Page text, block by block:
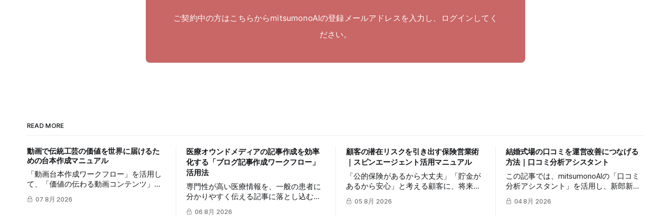
ご契約中の方はこちらからmitsumonoAIの登録メールアドレスを入力し、ログインしてく
ださい。
READ MORE
動画で伝統工芸の価値を世界に届けるた
めの台本作成マニュアル
「動画台本作成ワークフロー」を活用し
て、「価値の伝わる動画コンテンツ」を
制作する手順を解説します。TikTokや
Instagramリールを通じた、国内若年層お
07 8月 2026
医療オウンドメディアの記事作成を効率
化する「ブログ記事作成ワークフロー」
活用法
専門性が高い医療情報を、一般の患者に
分かりやすく伝える記事に落とし込むに
は、多くの時間を要します。この記事で
は、mitsumonoAIの「ブログ記事作成ワ
06 8月 2026
顧客の潜在リスクを引き出す保険営業術
｜スピンエージェント活用マニュアル
「公的保険があるから大丈夫」「貯金が
あるから安心」と考える顧客に、将来の
リスクを自分ごととして捉えてもらうの
は簡単ではありません。この記事では、
05 8月 2026
結婚式場の口コミを運営改善につなげる
方法｜口コミ分析アシスタント
この記事では、mitsumonoAIの「口コミ
分析アシスタント」を活用し、新郎新婦
やゲストの生の声から自社の真の価値を
抽出し、来館予約率（CVR）を向上させ
04 8月 2026